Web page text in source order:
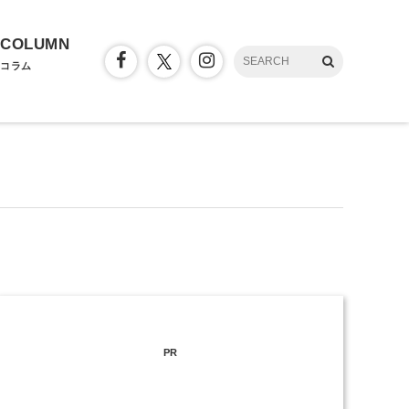
COLUMN
コラム
PR